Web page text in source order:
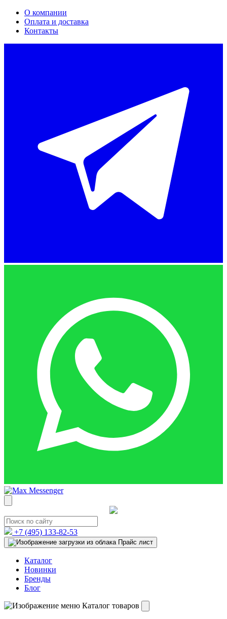
О компании
Оплата и доставка
Контакты
+7 (495) 133-82-53
Прайс лист
Каталог
Новинки
Бренды
Блог
Каталог товаров